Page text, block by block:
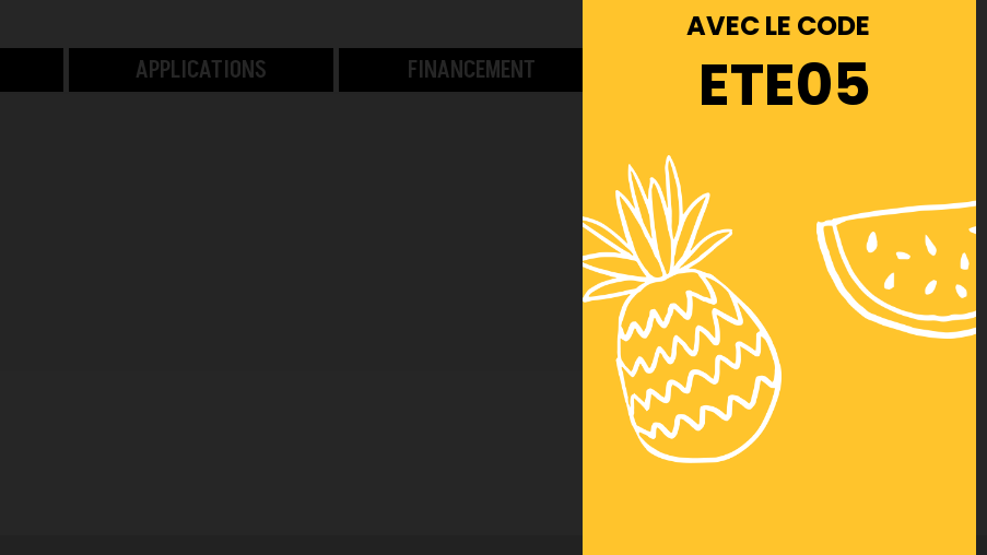
APPLICATIONS FINANCEMENT
AVEC LE CODE
ETE05